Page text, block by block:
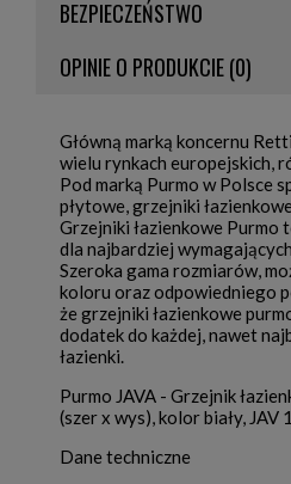
BEZPIECZEŃSTWO
OPINIE O PRODUKCIE (0)
Główną marką koncernu
wielu rynkach europejskich,
Pod marką Purmo w Polsce
płytowe, grzejniki
Grzejniki łazienkowe Purmo
dla najbardziej
Szeroka gama rozmiarów,
koloru oraz odpowiedniego
że grzejniki łazienkowe
dodatek do każdej, nawet
łazienki.
Purmo JAVA - Grzejnik
(szer x wys), kolor biały, JAV
Dane techniczne